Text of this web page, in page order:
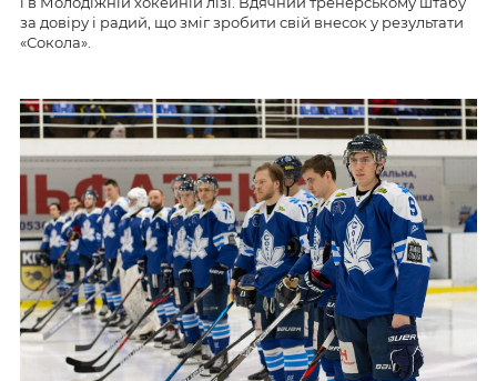
за довіру і радий, що зміг зробити свій внесок у результати
«Сокола».